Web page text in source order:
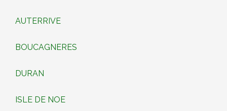
AUTERRIVE
BOUCAGNERES
DURAN
ISLE DE NOE